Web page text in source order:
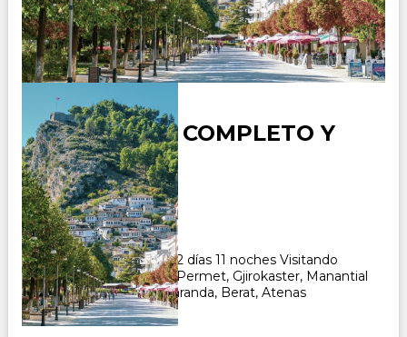
ALBANIA AL COMPLETO Y
ATENAS
Duración:
12Días11Noches
Paquete Turístico de 12 días 11 noches Visitando
Tirana, Elbasan, Korca, Permet, Gjirokaster, Manantial
del Ojo Azul, Atevas Saranda, Berat, Atenas
CONSULTAR